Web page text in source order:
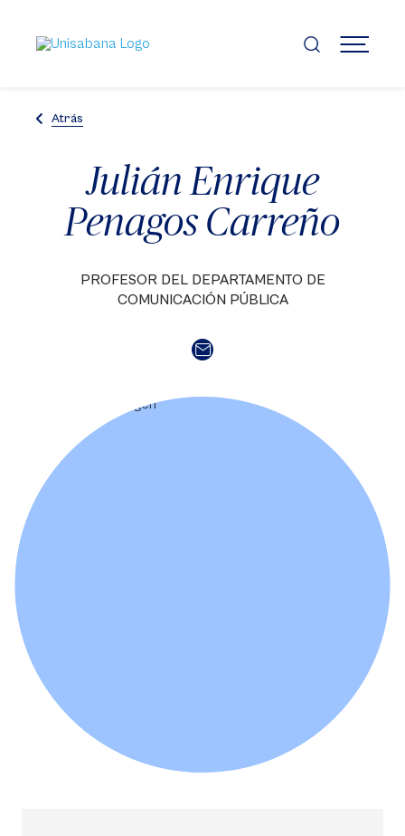
contenido
principal
MENÚ
Atrás
Julián Enrique
Penagos Carreño
PROFESOR DEL DEPARTAMENTO DE
COMUNICACIÓN PÚBLICA